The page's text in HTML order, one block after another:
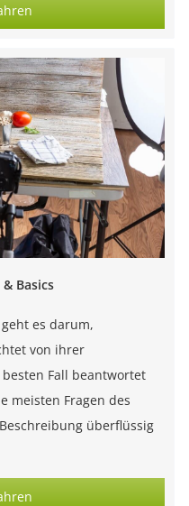
Basics
es darum,
von ihrer
Fall beantwortet
meisten Fragen des
überflüssig